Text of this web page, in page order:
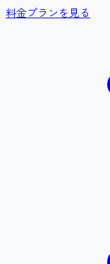
料金プランを見る